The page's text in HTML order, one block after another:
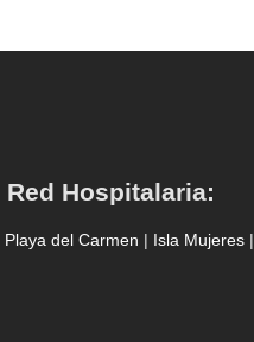
Red Hospitalaria:
Playa del Carmen | Isla Mujeres|